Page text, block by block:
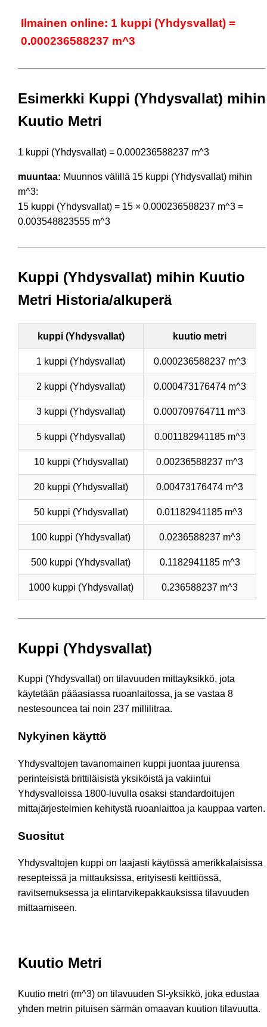
Ilmainen online: 1 kuppi (Yhdysvallat) =
0.000236588237 m^3
Esimerkki Kuppi (Yhdysvallat) mihin
Kuutio Metri
1 kuppi (Yhdysvallat) = 0.000236588237 m^3
muuntaa: Muunnos välillä 15 kuppi (Yhdysvallat) mihin
m^3:
15 kuppi (Yhdysvallat) = 15 × 0.000236588237 m^3 =
0.003548823555 m^3
Kuppi (Yhdysvallat) mihin Kuutio
Metri Historia/alkuperä
kuppi (Yhdysvallat) kuutio metri
1 kuppi (Yhdysvallat) 0.000236588237 m^3
2 kuppi (Yhdysvallat) 0.000473176474 m^3
3 kuppi (Yhdysvallat) 0.000709764711 m^3
5 kuppi (Yhdysvallat) 0.001182941185 m^3
10 kuppi (Yhdysvallat) 0.00236588237 m^3
20 kuppi (Yhdysvallat) 0.00473176474 m^3
50 kuppi (Yhdysvallat) 0.01182941185 m^3
100 kuppi (Yhdysvallat) 0.0236588237 m^3
500 kuppi (Yhdysvallat) 0.1182941185 m^3
1000 kuppi (Yhdysvallat) 0.236588237 m^3
Kuppi (Yhdysvallat)
Kuppi (Yhdysvallat) on tilavuuden mittayksikkö, jota
käytetään pääasiassa ruoanlaitossa, ja se vastaa 8
nestesouncea tai noin 237 millilitraa.
Nykyinen käyttö
Yhdysvaltojen tavanomainen kuppi juontaa juurensa
perinteisistä brittiläisistä yksiköistä ja vakiintui
Yhdysvalloissa 1800-luvulla osaksi standardoitujen
mittajärjestelmien kehitystä ruoanlaittoa ja kauppaa varten.
Suositut
Yhdysvaltojen kuppi on laajasti käytössä amerikkalaisissa
resepteissä ja mittauksissa, erityisesti keittiössä,
ravitsemuksessa ja elintarvikepakkauksissa tilavuuden
mittaamiseen.
Kuutio Metri
Kuutio metri (m^3) on tilavuuden SI-yksikkö, joka edustaa
yhden metrin pituisen särmän omaavan kuution tilavuutta.